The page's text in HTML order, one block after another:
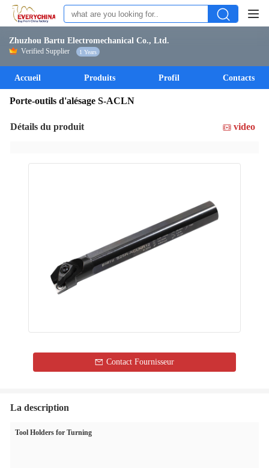
Zhuzhou Bartu Electromechanical Co., Ltd.
Verified Supplier 1 Years
Accueil Produits Profil Contacts
Porte-outils d'alésage S-ACLN
Détails du produit video
Contact Fournisseur
La description
Tool Holders for Turning